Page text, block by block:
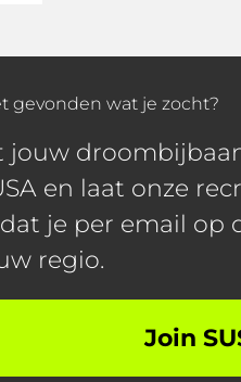
gevonden wat je zocht?
jouw
en laat onze
je per email op
regio.
Join